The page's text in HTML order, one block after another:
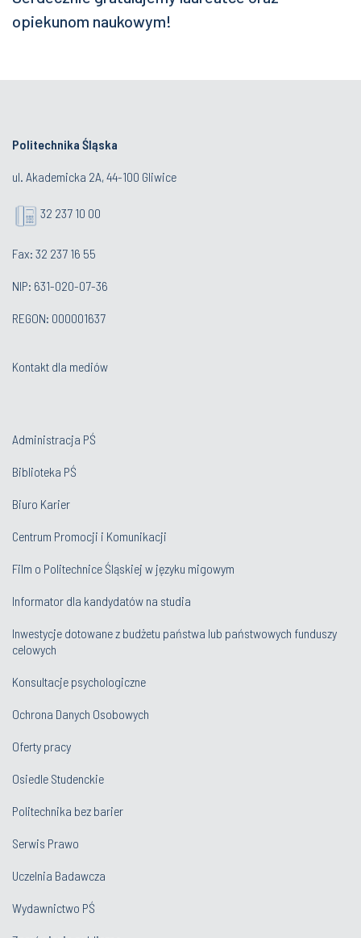
opiekunom naukowym!
Politechnika Śląska
ul. Akademicka 2A, 44-100 Gliwice
32 237 10 00
Fax: 32 237 16 55
NIP: 631-020-07-36
REGON: 000001637
Kontakt dla mediów
Administracja PŚ
Biblioteka PŚ
Biuro Karier
Centrum Promocji i Komunikacji
Film o Politechnice Śląskiej w języku migowym
Informator dla kandydatów na studia
Inwestycje dotowane z budżetu państwa lub państwowych funduszy
celowych
Konsultacje psychologiczne
Ochrona Danych Osobowych
Oferty pracy
Osiedle Studenckie
Politechnika bez barier
Serwis Prawo
Uczelnia Badawcza
Wydawnictwo PŚ